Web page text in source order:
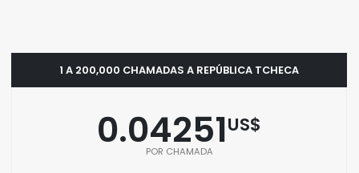
1 A 200,000 CHAMADAS A REPÚBLICA TCHECA
0.04251US$
POR CHAMADA